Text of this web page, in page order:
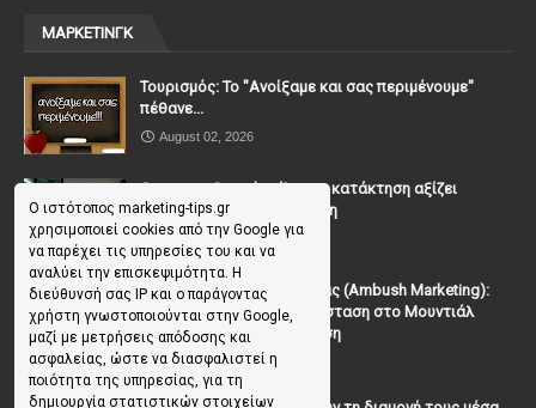
Ο ιστότοπος marketing-tips.gr
χρησιμοποιεί cookies από την Google για
να παρέχει τις υπηρεσίες του και να
αναλύει την επισκεψιμότητα. Η
διεύθυνσή σας IP και ο παράγοντας
χρήστη γνωστοποιούνται στην Google,
μαζί με μετρήσεις απόδοσης και
ασφαλείας, ώστε να διασφαλιστεί η
ποιότητα της υπηρεσίας, για τη
δημιουργία στατιστικών στοιχείων
ΜΑΡΚΕΤΙΝΓΚ
Τουρισμός: Το "Ανοίξαμε και σας περιμένουμε"
πέθανε...
August 02, 2026
Casanova Complex: Όταν η κατάκτηση αξίζει
περισσότερο από τη σχέση
July 31, 2026
To Μάρκετινγκ της Ενέδρας (Ambush Marketing):
Πώς να κλέψεις την παράσταση στο Μουντιάλ
χωρίς (επίσημη) πρόσκληση
July 19, 2026